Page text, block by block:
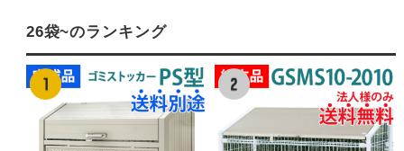
26袋~のランキング